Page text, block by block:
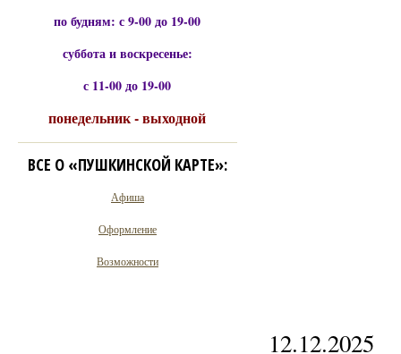
12.12.2025
по будням: с 9-00 до 19-00
суббота и воскресенье:
с 11-00 до 19-00
понедельник - выходной
ВСЕ О «ПУШКИНСКОЙ КАРТЕ»:
Афиша
Оформление
Возможности